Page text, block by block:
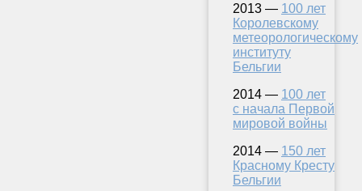
2013 — 100 лет
Королевскому
метеорологическому
институту
Бельгии
2014 — 100 лет
с начала Первой
мировой войны
2014 — 150 лет
Красному Кресту
Бельгии